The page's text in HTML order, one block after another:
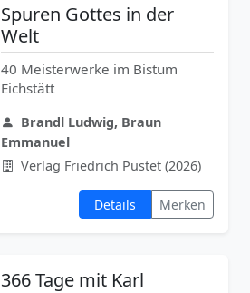
Spuren Gottes in der
Welt
40 Meisterwerke im Bistum
Eichstätt
Brandl Ludwig, Braun
Emmanuel
Verlag Friedrich Pustet (2026)
Details Merken
366 Tage mit Karl